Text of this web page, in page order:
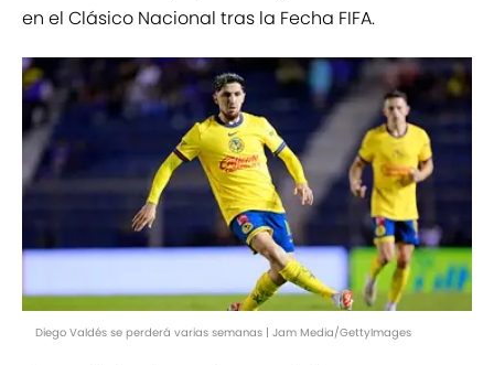
en el Clásico Nacional tras la Fecha FIFA.
Diego Valdés se perderá varias semanas | Jam Media/GettyImages